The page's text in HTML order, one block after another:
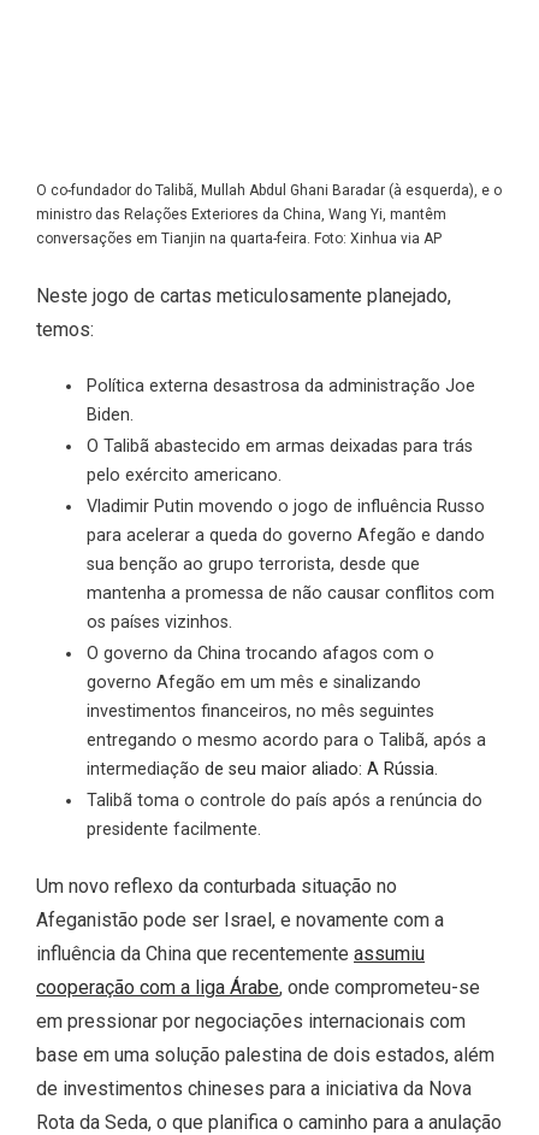
O co-fundador do Talibã, Mullah Abdul Ghani Baradar (à esquerda), e o
ministro das Relações Exteriores da China, Wang Yi, mantêm
conversações em Tianjin na quarta-feira. Foto: Xinhua via AP
Neste jogo de cartas meticulosamente planejado,
temos:
Política externa desastrosa da administração Joe
Biden.
O Talibã abastecido em armas deixadas para trás
pelo exército americano.
Vladimir Putin movendo o jogo de influência Russo
para acelerar a queda do governo Afegão e dando
sua benção ao grupo terrorista, desde que
mantenha a promessa de não causar conflitos com
os países vizinhos.
O governo da China trocando afagos com o
governo Afegão em um mês e sinalizando
investimentos financeiros, no mês seguintes
entregando o mesmo acordo para o Talibã, após a
intermediação de seu maior aliado: A Rússia.
Talibã toma o controle do país após a renúncia do
presidente facilmente.
Um novo reflexo da conturbada situação no
Afeganistão pode ser Israel, e novamente com a
influência da China que recentemente assumiu
cooperação com a liga Árabe, onde comprometeu-se
em pressionar por negociações internacionais com
base em uma solução palestina de dois estados, além
de investimentos chineses para a iniciativa da Nova
Rota da Seda, o que planifica o caminho para a anulação